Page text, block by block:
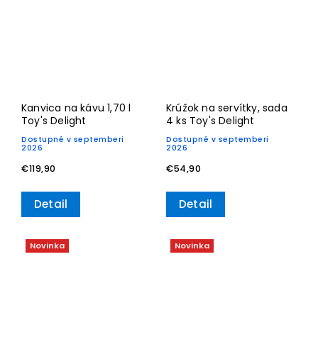
Kanvica na kávu 1,70 l
Toy's Delight
Dostupné v septemberi
2026
€119,90
Detail
Krúžok na servítky, sada
4 ks Toy's Delight
Dostupné v septemberi
2026
€54,90
Detail
Novinka Novinka